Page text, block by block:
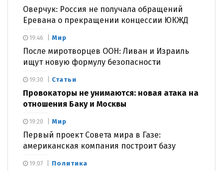
Оверчук: Россия не получала обращений
Еревана о прекращении концессии ЮКЖД
Мир
После миротворцев ООН: Ливан и Израиль
ищут новую формулу безопасности
19:46
Статьи
Провокаторы не унимаются: новая атака на
отношения Баку и Москвы
19:30
Мир
Первый проект Совета мира в Газе:
американская компания построит базу
19:20
Политика
19:07